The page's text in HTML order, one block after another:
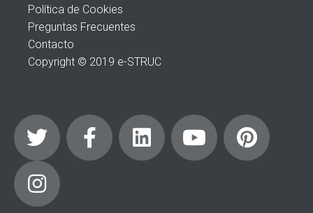
Política de Cookies
Preguntas Frecuentes
Contacto
Copyright © 2019 e-STRUC